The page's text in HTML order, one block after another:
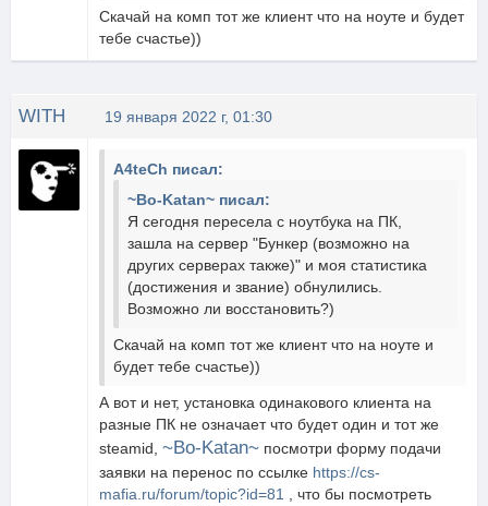
Скачай на комп тот же клиент что на ноуте и будет
тебе счастье))
WITH 19 января 2022 г, 01:30
A4teCh писал:
~Bo-Katan~ писал:
Я сегодня пересела с ноутбука на ПК,
зашла на сервер "Бункер (возможно на
других серверах также)" и моя статистика
(достижения и звание) обнулились.
Возможно ли восстановить?)
Скачай на комп тот же клиент что на ноуте и
будет тебе счастье))
А вот и нет, установка одинакового клиента на
разные ПК не означает что будет один и тот же
steamid,~Bo-Katan~ посмотри форму подачи
заявки на перенос по ссылке https://cs-
mafia.ru/forum/topic?id=81
, что бы посмотреть